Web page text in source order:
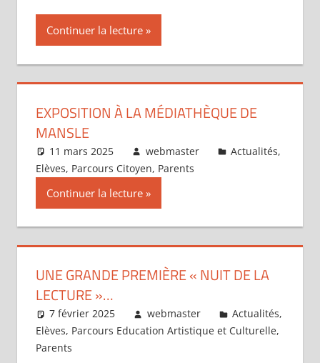
Continuer la lecture
EXPOSITION À LA MÉDIATHÈQUE DE
MANSLE
11 mars 2025 webmaster Actualités,
Elèves, Parcours Citoyen, Parents
Continuer la lecture
UNE GRANDE PREMIÈRE « NUIT DE LA
LECTURE »…
7 février 2025 webmaster Actualités,
Elèves, Parcours Education Artistique et Culturelle,
Parents